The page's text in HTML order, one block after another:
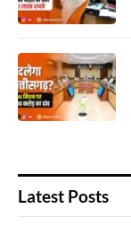
Latest Posts